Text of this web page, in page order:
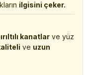
ilgisini çeker.
kanatlar ve yüz
ve uzun